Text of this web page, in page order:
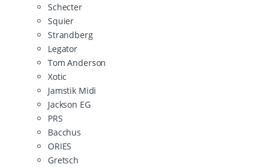
Schecter
Squier
Strandberg
Legator
Tom Anderson
Xotic
Jamstik Midi
Jackson EG
PRS
Bacchus
ORIES
Gretsch